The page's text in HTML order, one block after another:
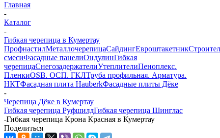
Главная
-
Каталог
-
Гибкая черепица в Кумертау
ПрофнастилМеталлочерепицаСайдингЕвроштакетник
смесиФасадные панелиОндулинГибкая
черепицаСнегозадержателиУтеплителиПеноплекс.
ПленкиOSB. ОСП. ГКЛТруба профильная. Арматура.
НКТФасадная плита HauberkФасадные плиты Дёке
-
Черепица Дёке в Кумертау
Гибкая черепица РуфшилдГибкая черепица Шинглас
-Гибкая черепица Крона Красная в Кумертау
Поделиться